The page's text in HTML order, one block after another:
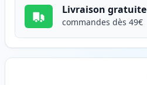
Livraison gratuite
commandes dès 49€